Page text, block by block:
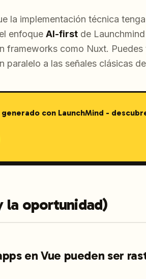
la implementación técnica
enfoque AI-first de
frameworks como Nuxt.
paralelo a las señales clásicas de
con LaunchMind -
la oportunidad)
en Vue pueden ser